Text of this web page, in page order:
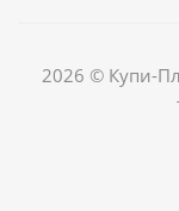
2026 © Купи-